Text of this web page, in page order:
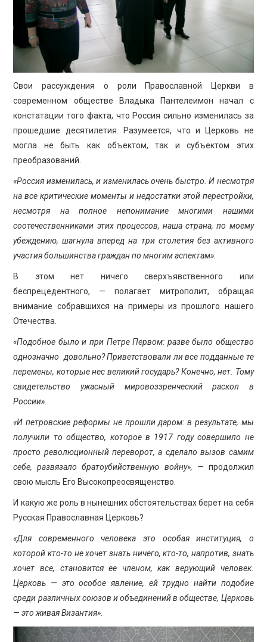
Свои рассуждения о роли Православной Церкви в
современном обществе Владыка Пантелеимон начал с
констатации того факта, что Россия сильно изменилась за
прошедшие десятилетия. Разумеется, что и Церковь не
могла не быть как объектом, так и субъектом этих
преобразований.
«Россия изменилась, и изменилась очень быстро. И несмотря
на все критические моменты и недостатки этой перестройки,
несмотря на полное непонимание многими нашими
соотечественниками этих процессов, наша страна, по моему
убеждению, шагнула вперед на три столетия без активного
участия большинства граждан по многим аспектам».
В этом нет ничего сверхъявственного или
беспрецедентного, — полагает митрополит, обращая
внимание собравшихся на примеры из прошлого нашего
Отечества.
«Подобное было и при Петре Первом: разве было общество
однозначно довольно? Приветствовали ли все подданные те
перемены, которые нес великий государь? Конечно, нет. Тому
свидетельство ужасный мировоззренческий раскол в
России».
«И петровские реформы не прошли даром: в результате, мы
получили то общество, которое в 1917 году совершило не
просто революционный переворот, а сделало вызов самим
себе, развязало братоубийственную войну», — продолжил
свою мысль Его Высокопреосвященство.
И какую же роль в нынешних обстоятельствах берет на себя
Русская Православная Церковь?
«Для современного человека это особая институция, о
которой кто-то не хочет знать ничего, кто-то, напротив, знать
хочет все, становится ее членом, как верующий человек.
Церковь — это особое явление, ей трудно найти подобие
среди различных союзов и объединений в обществе, Церковь
— это живая Византия».